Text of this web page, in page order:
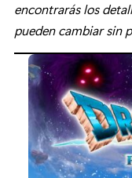
encontrarás los
pueden cambiar sin